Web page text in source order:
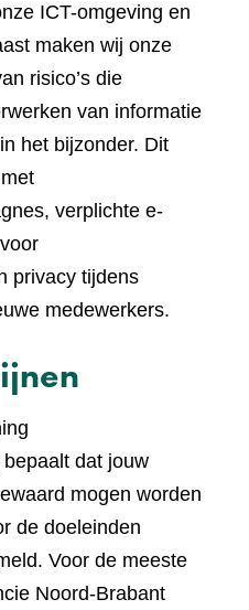
ICT-omgeving en
maken wij onze
risico’s die
van informatie
het bijzonder. Dit
verplichte e-
privacy tijdens
medewerkers.
dat jouw
mogen worden
de doeleinden
Voor de meeste
Noord-Brabant